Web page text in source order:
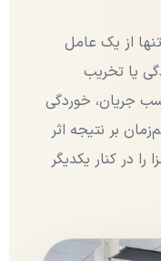
از یک عامل
یا تخریب
جریان، خوردگی
بر نتیجه اثر
را در کنار یکدیگر